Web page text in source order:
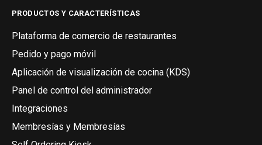
PRODUCTOS Y CARACTERÍSTICAS
Plataforma de comercio de restaurantes
Pedido y pago móvil
Aplicación de visualización de cocina (KDS)
Panel de control del administrador
Integraciones
Membresías y Membresías